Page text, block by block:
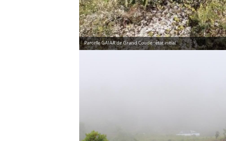
Parcelle GAIAR de Grand Coude : état initial